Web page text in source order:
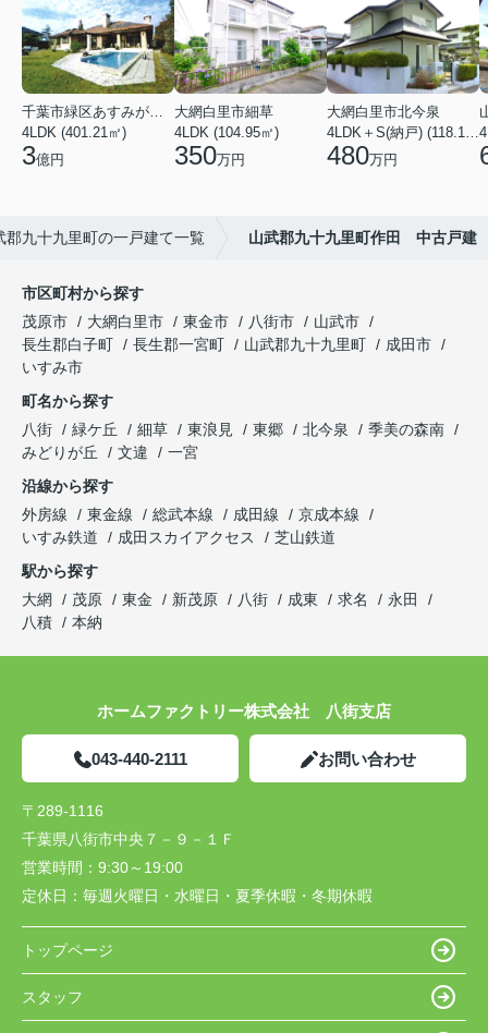
千葉市緑区あすみが丘６丁目
4LDK (401.21㎡)
3億円
大網白里市細草
4LDK (104.95㎡)
350万円
大網白里市北今泉
4LDK＋S(納戸) (118.13㎡)
480万円
郡九十九里町の一戸建て一覧 山武郡九十九里町作田 中古戸建
市区町村から探す
茂原市
大網白里市 東金市 八街市
山武市
長生郡白子町
長生郡一宮町 山武郡九十九里町
成田市
いすみ市
町名から探す
八街
緑ケ丘 細草 東浪見 東郷 北今泉
季美の森南
みどりが丘
文違
一宮
沿線から探す
外房線
東金線 総武本線 成田線
京成本線
いすみ鉄道
成田スカイアクセス
芝山鉄道
駅から探す
大網
茂原 東金 新茂原 八街 成東 求名
永田
八積
本納
ホームファクトリー株式会社 八街支店
043-440-2111 お問い合わせ
〒289-1116
千葉県八街市中央７－９－１Ｆ
営業時間： 9:30～19:00
定休日： 毎週火曜日・水曜日・夏季休暇・冬期休暇
トップページ
スタッフ